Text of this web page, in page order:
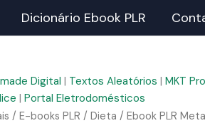
Dicionário Ebook PLR
Digital | Textos Aleatórios | MKT
| Portal Eletrodomésticos
/ E-books PLR / Dieta / Ebook PLR